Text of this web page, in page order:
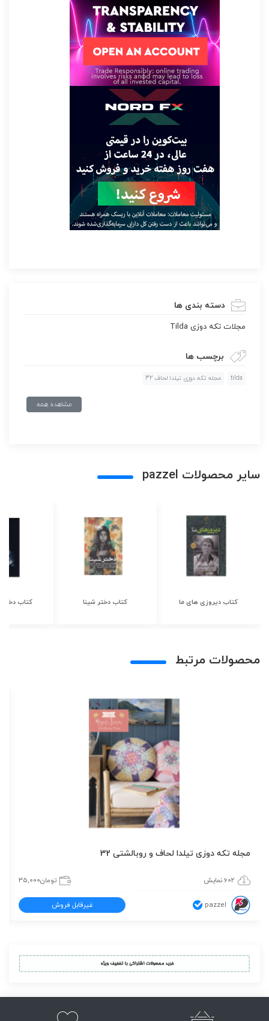
دسته بندی ها
مجلات تکه دوزی Tilda
برچسب ها
tilda مجله تکه دوزی تیلدا لحاف 32
مشاهده همه
سایر محصولات pazzel
کتاب دیروزی های ما کتاب دختر شینا کتاب دختر
محصولات مرتبط
مجله تکه دوزی تیلدا لحاف و روبالشتی 32
602 نمایش تومان35,000
pazzel غیرقابل فروش